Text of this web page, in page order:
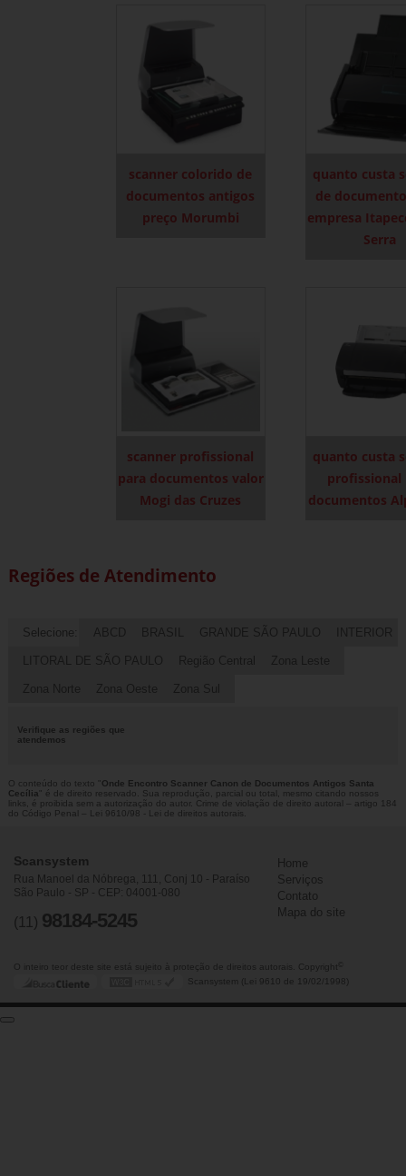
scanner colorido de
documentos antigos
preço Morumbi
quanto custa
de
empresa
Serra
scanner profissional
para documentos valor
Mogi das Cruzes
quanto custa
profissional
documentos
Regiões de Atendimento
Selecione: ABCD BRASIL GRANDE SÃO PAULO INTERIOR
LITORAL DE SÃO PAULO Região Central Zona Leste
Zona Norte Zona Oeste Zona Sul
Verifique as regiões que
atendemos
O conteúdo do texto " Onde Encontro Scanner Canon de Documentos Antigos Santa
Cecília " é de direito reservado. Sua reprodução, parcial ou total, mesmo citando nossos
links, é proibida sem a autorização do autor. Crime de violação de direito autoral – artigo 184
do Código Penal – Lei 9610/98 - Lei de direitos autorais .
Scansystem
Rua Manoel da Nóbrega, 111, Conj 10 - Paraíso
São Paulo - SP - CEP: 04001-080
(11) 98184-5245
Home
Serviços
Contato
Mapa do site
O inteiro teor deste site está sujeito à proteção de direitos autorais. Copyright
Scansystem (Lei 9610 de 19/02/1998)